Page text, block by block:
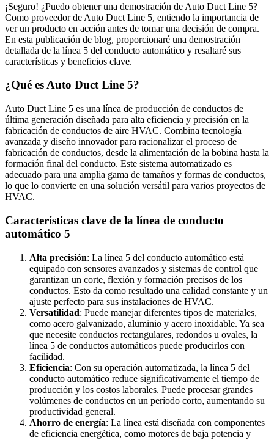
¡Seguro! ¿Puedo obtener una demostración de Auto Duct Line 5?
Como proveedor de Auto Duct Line 5, entiendo la importancia de
ver un producto en acción antes de tomar una decisión de compra.
En esta publicación de blog, proporcionaré una demostración
detallada de la línea 5 del conducto automático y resaltaré sus
características y beneficios clave.
¿Qué es Auto Duct Line 5?
Auto Duct Line 5 es una línea de producción de conductos de
última generación diseñada para alta eficiencia y precisión en la
fabricación de conductos de aire HVAC. Combina tecnología
avanzada y diseño innovador para racionalizar el proceso de
fabricación de conductos, desde la alimentación de la bobina hasta la
formación final del conducto. Este sistema automatizado es
adecuado para una amplia gama de tamaños y formas de conductos,
lo que lo convierte en una solución versátil para varios proyectos de
HVAC.
Características clave de la línea de conducto
automático 5
Alta precisión: La línea 5 del conducto automático está
equipado con sensores avanzados y sistemas de control que
garantizan un corte, flexión y formación precisos de los
conductos. Esto da como resultado una calidad constante y un
ajuste perfecto para sus instalaciones de HVAC.
Versatilidad: Puede manejar diferentes tipos de materiales,
como acero galvanizado, aluminio y acero inoxidable. Ya sea
que necesite conductos rectangulares, redondos u ovales, la
línea 5 de conductos automáticos puede producirlos con
facilidad.
Eficiencia: Con su operación automatizada, la línea 5 del
conducto automático reduce significativamente el tiempo de
producción y los costos laborales. Puede procesar grandes
volúmenes de conductos en un período corto, aumentando su
productividad general.
Ahorro de energía: La línea está diseñada con componentes
de eficiencia energética, como motores de baja potencia y